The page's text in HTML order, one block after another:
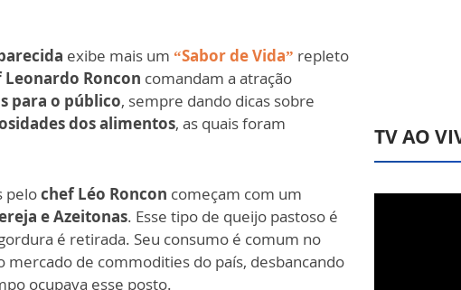
exibe mais um “Sabor de Vida” repleto
Leonardo Roncon comandam a atração
para o público, sempre dando dicas sobre
dos alimentos, as quais foram
pelochef Léo Roncon começam com um
e Azeitonas. Esse tipo de queijo pastoso é
é retirada. Seu consumo é comum no
de commodities do país, desbancando
ocupava esse posto.
TV AO